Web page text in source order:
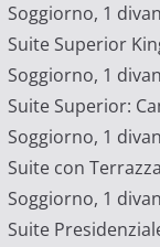
Soggiorno, 1
Suite Superior
Soggiorno, 1
Suite Superior:
Soggiorno, 1
Suite con
Soggiorno, 1
Suite